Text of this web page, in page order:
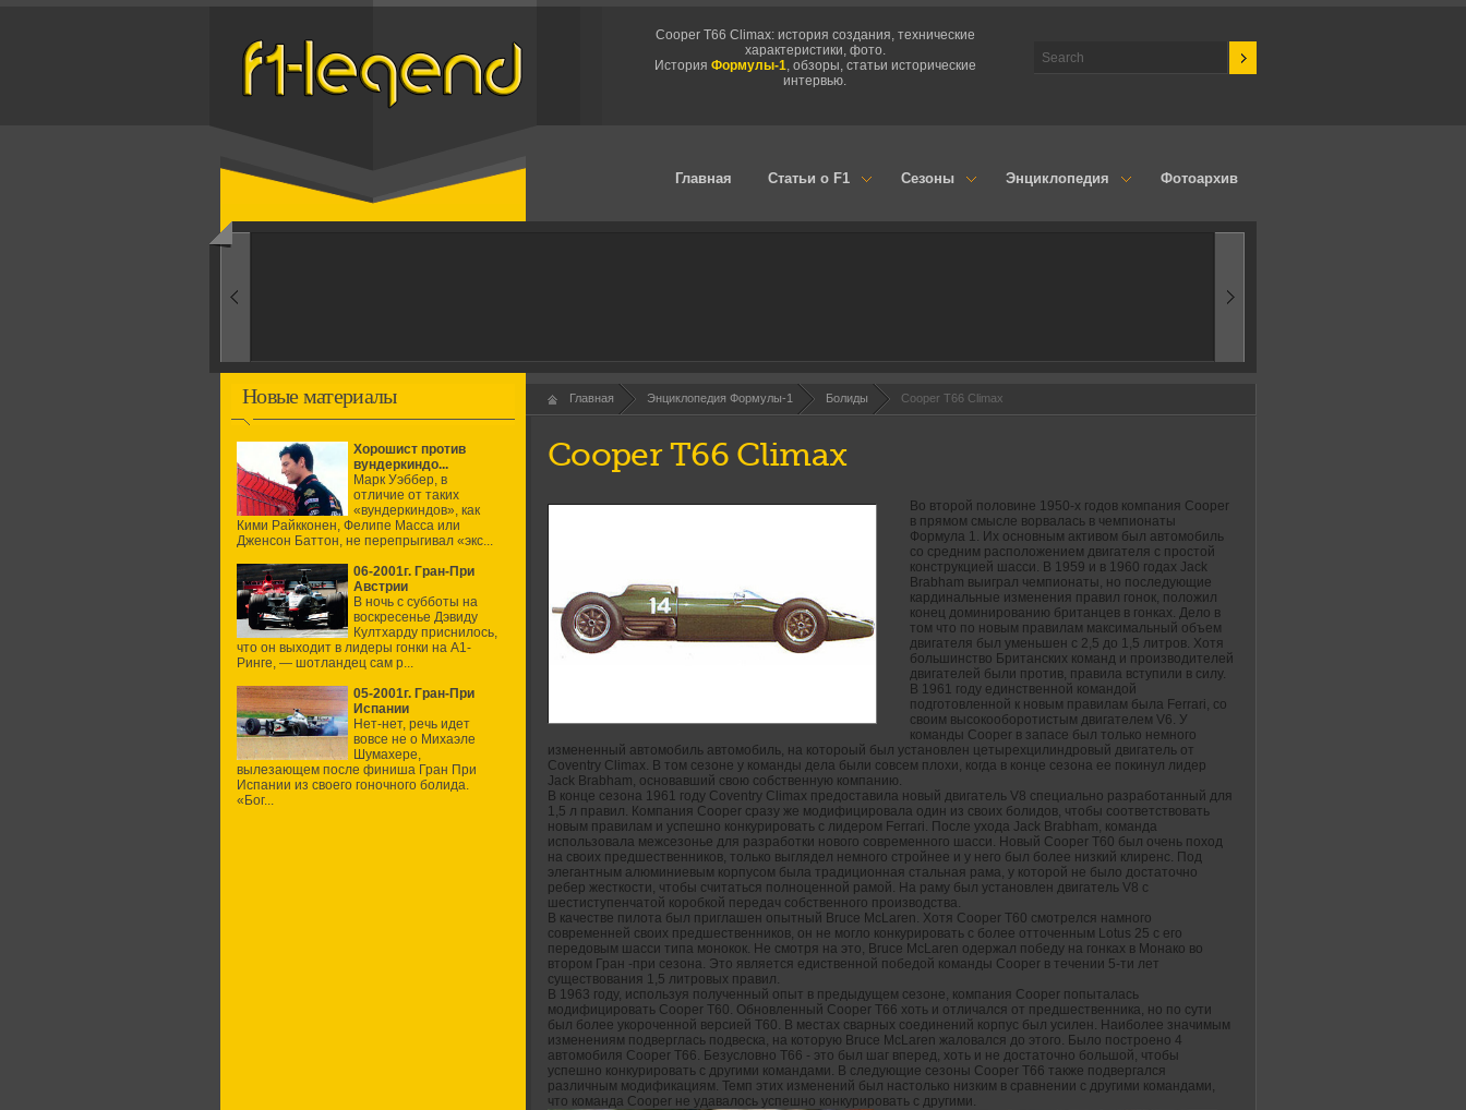
Cooper T66 Climax: история создания, технические
характеристики, фото.
История Формулы-1, обзоры, статьи исторические
интервью.
Главная Статьи о F1 Сезоны Энциклопедия Фотоархив
Новые материалы
Хорошист против
вундеркиндо...
Марк Уэббер, в
отличие от таких
«вундеркиндов», как
Кими Райкконен, Фелипе Масса или
Дженсон Баттон, не перепрыгивал «экс...
06-2001г. Гран-При
Австрии
В ночь с субботы на
воскресенье Дэвиду
Култхарду приснилось,
что он выходит в лидеры гонки на А1-
Ринге, — шотландец сам р...
05-2001г. Гран-При
Испании
Нет-нет, речь идет
вовсе не о Михаэле
Шумахере,
вылезающем после финиша Гран При
Испании из своего гоночного болида.
«Бог...
Главная Энциклопедия Формулы-1 Болиды Cooper T66 Climax
Cooper T66 Climax
Во второй половине 1950-х годов компания Cooper
в прямом смысле ворвалась в чемпионаты
Формула 1. Их основным активом был автомобиль
со средним расположением двигателя с простой
конструкцией шасси. В 1959 и в 1960 годах Jack
Brabham выиграл чемпионаты, но последующие
кардинальные изменения правил гонок, положил
конец доминированию британцев в гонках. Дело в
том что по новым правилам максимальный объем
двигателя был уменьшен с 2,5 до 1,5 литров. Хотя
большинство Британских команд и производителей
двигателей были против, правила вступили в силу.
В 1961 году единственной командой
подготовленной к новым правилам была Ferrari, со
своим высокооборотистым двигателем V6. У
команды Cooper в запасе был только немного
измененный автомобиль автомобиль, на котороый был установлен цетырехцилиндровый двигатель от
Coventry Climax. В том сезоне у команды дела были совсем плохи, когда в конце сезона ее покинул лидер
Jack Brabham, основавший свою собственную компанию.
В конце сезона 1961 году Coventry Climax предоставила новый двигатель V8 специально разработанный для
1,5 л правил. Компания Cooper сразу же модифицировала один из своих болидов, чтобы соответствовать
новым правилам и успешно конкурировать с лидером Ferrari. После ухода Jack Brabham, команда
использовала межсезонье для разработки нового современного шасси. Новый Cooper T60 был очень поход
на своих предшественников, только выглядел немного стройнее и у него был более низкий клиренс. Под
элегантным алюминиевым корпусом была традиционная стальная рама, у которой не было достаточно
ребер жесткости, чтобы считаться полноценной рамой. На раму был установлен двигатель V8 c
шестиступенчатой коробкой передач собственного производства.
В качестве пилота был приглашен опытный Bruce McLaren. Хотя Cooper T60 смотрелся намного
современней своих предшественников, он не могло конкурировать с более отточенным Lotus 25 с его
передовым шасси типа монокок. Не смотря на это, Bruce McLaren одержал победу на гонках в Монако во
втором Гран -при сезона. Это является едиственной победой команды Cooper в течении 5-ти лет
существования 1,5 литровых правил.
В 1963 году, используя полученный опыт в предыдущем сезоне, компания Cooper попыталась
модифицировать Cooper T60. Обновленный Cooper T66 хоть и отличался от предшественника, но по сути
был более укороченной версией T60. В местах сварных соединений корпус был усилен. Наиболее значимым
изменениям подверглась подвеска, на которую Bruce McLaren жаловался до этого. Было построено 4
автомобиля Cooper T66. Безусловно T66 - это был шаг вперед, хоть и не достаточно большой, чтобы
успешно конкурировать с другими командами. В следующие сезоны Cooper T66 также подвергался
различным модификациям. Темп этих изменений был настолько низким в сравнении с другими командами,
что команда Cooper не удавалось успешно конкурировать с другими.